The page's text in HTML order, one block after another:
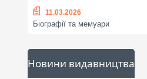
11.03.2026
Біографії та мемуари
Новини видавництва